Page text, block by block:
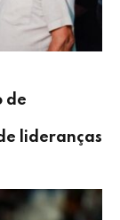
de
lideranças